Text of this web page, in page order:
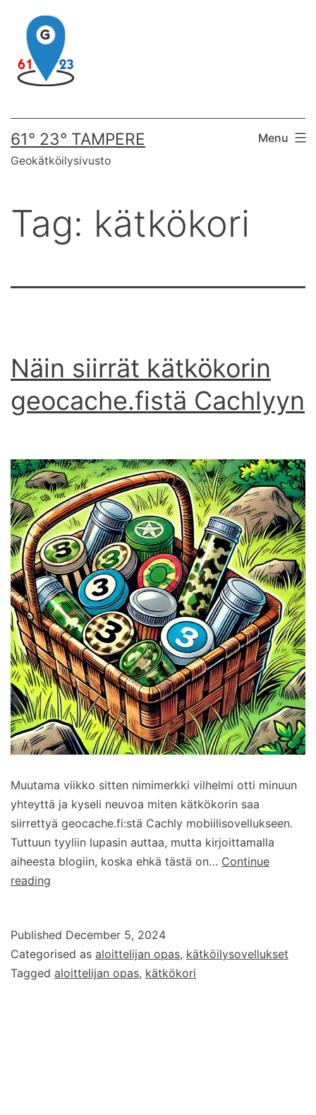
content
61° 23° TAMPERE
Geokätköilysivusto
Menu
Tag: kätkökori
Näin siirrät kätkökorin
geocache.fistä Cachlyyn
Muutama viikko sitten nimimerkki vilhelmi otti minuun
yhteyttä ja kyseli neuvoa miten kätkökorin saa
siirrettyä geocache.fi:stä Cachly mobiilisovellukseen.
Tuttuun tyyliin lupasin auttaa, mutta kirjoittamalla
aiheesta blogiin, koska ehkä tästä on… Continue
reading
geocache.fistä
Cachlyyn
Published December 5, 2024
Categorised as aloittelijan opas, kätköilysovellukset
Tagged aloittelijan opas, kätkökori